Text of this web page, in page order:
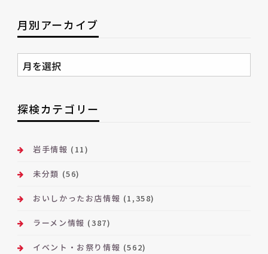
月別アーカイブ
月
別
ー
カ
ブ
探検カテゴリー
岩手情報 (11)
未分類 (56)
おいしかったお店情報 (1,358)
ラーメン情報 (387)
イベント・お祭り情報 (562)